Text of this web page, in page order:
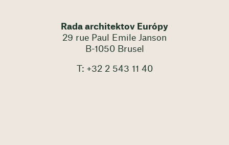
Rada architektov Európy
29 rue Paul Emile Janson
B-1050 Brusel
T: +32 2 543 11 40